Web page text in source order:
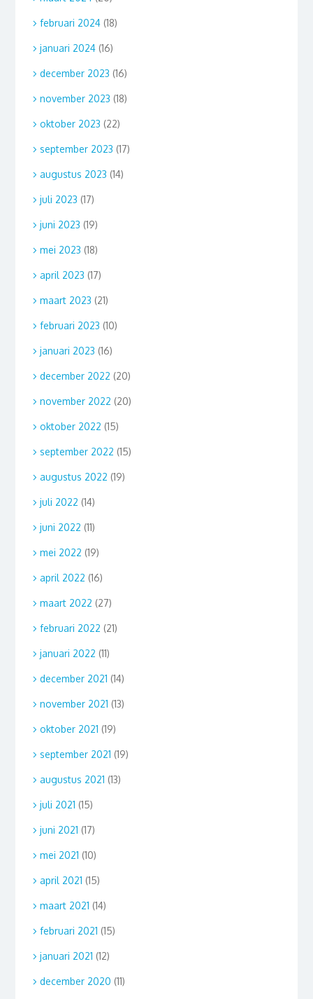
februari 2024(18)
januari 2024(16)
december 2023 (16)
november 2023 (18)
oktober 2023 (22)
september 2023 (17)
augustus 2023 (14)
juli 2023 (17)
juni 2023 (19)
mei 2023 (18)
april 2023 (17)
maart 2023 (21)
februari 2023 (10)
januari 2023 (16)
december 2022 (20)
november 2022 (20)
oktober 2022 (15)
september 2022 (15)
augustus 2022 (19)
juli 2022 (14)
juni 2022 (11)
mei 2022 (19)
april 2022 (16)
maart 2022 (27)
februari 2022 (21)
januari 2022 (11)
december 2021 (14)
november 2021 (13)
oktober 2021 (19)
september 2021 (19)
augustus 2021 (13)
juli 2021 (15)
juni 2021 (17)
mei 2021 (10)
april 2021 (15)
maart 2021 (14)
februari 2021 (15)
januari 2021 (12)
december 2020 (11)